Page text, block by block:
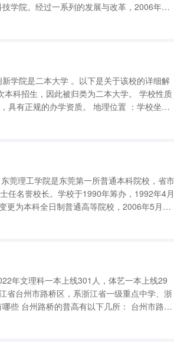
学院。经过一系列的发展与改革，2006年，
学。西安工程大学被认定为一本院校，这意
资质。 地理位置 ：学校坐落
任名誉校长。学校于1990年筹办，1992年4月
更为本科全日制普通高等院校，2006年5月获
学工作水平评估，2010年6月与清华大学等
年文理科一本上线301人，体艺一本上线29
省台州市路桥区，系浙江省一级重点中学、浙